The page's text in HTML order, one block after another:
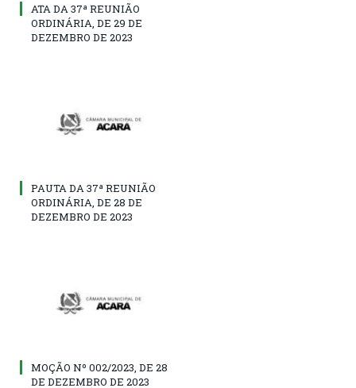
ATA DA 37ª REUNIÃO
ORDINÁRIA, DE 29 DE
DEZEMBRO DE 2023
PAUTA DA 37ª REUNIÃO
ORDINÁRIA, DE 28 DE
DEZEMBRO DE 2023
MOÇÃO Nº 002/2023, DE 28
DE DEZEMBRO DE 2023